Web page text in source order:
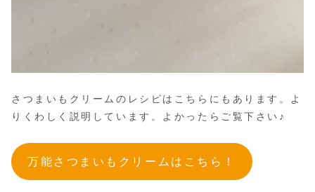
さつまいもクリームのレシピはこちらにもあります。よ
りくわしく説明しています。よかったらご覧下さい♪
万能さつまいもクリームはこちら！